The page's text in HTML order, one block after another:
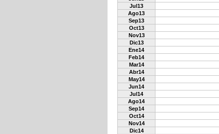
Jul13
Ago13
Sep13
Oct13
Nov13
Dic13
Ene14
Feb14
Mar14
Abr14
May14
Jun14
Jul14
Ago14
Sep14
Oct14
Nov14
Dic14